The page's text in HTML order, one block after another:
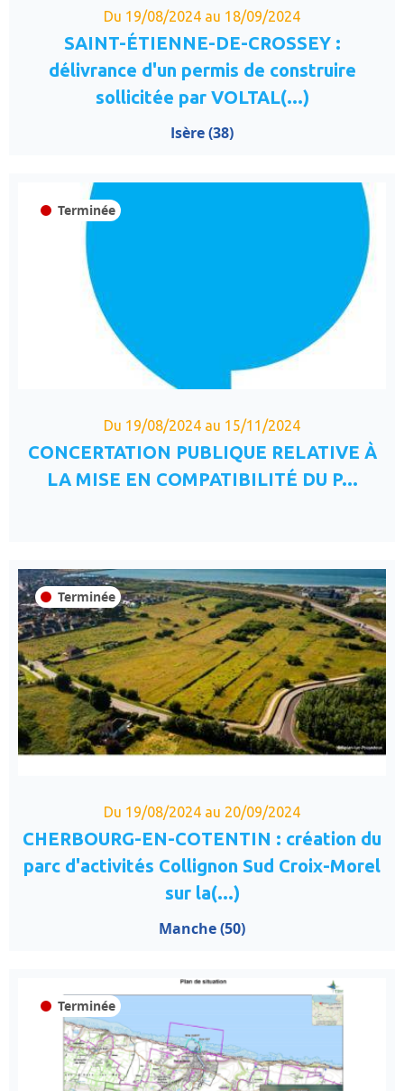
Du 19/08/2024 au 18/09/2024
SAINT-ÉTIENNE-DE-CROSSEY :
délivrance d'un permis de construire
sollicitée par VOLTAL(...)
Isère (38)
Terminée
Du 19/08/2024 au 15/11/2024
CONCERTATION PUBLIQUE RELATIVE À
LA MISE EN COMPATIBILITÉ DU P...
Terminée
Du 19/08/2024 au 20/09/2024
CHERBOURG-EN-COTENTIN : création du
parc d'activités Collignon Sud Croix-Morel
sur la(...)
Manche (50)
Terminée